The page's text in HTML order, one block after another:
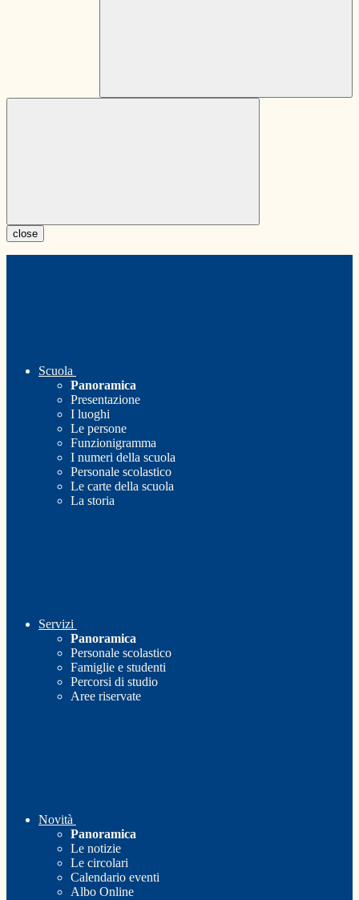
close
Scuola
Panoramica
Presentazione
I luoghi
Le persone
Funzionigramma
I numeri della scuola
Personale scolastico
Le carte della scuola
La storia
Servizi
Panoramica
Personale scolastico
Famiglie e studenti
Percorsi di studio
Aree riservate
Novità
Panoramica
Le notizie
Le circolari
Calendario eventi
Albo Online